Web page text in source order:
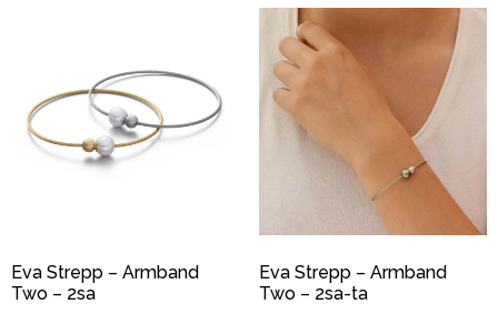
Eva Strepp – Armband
Two – 2sa
Eva Strepp – Armband
Two – 2sa-ta